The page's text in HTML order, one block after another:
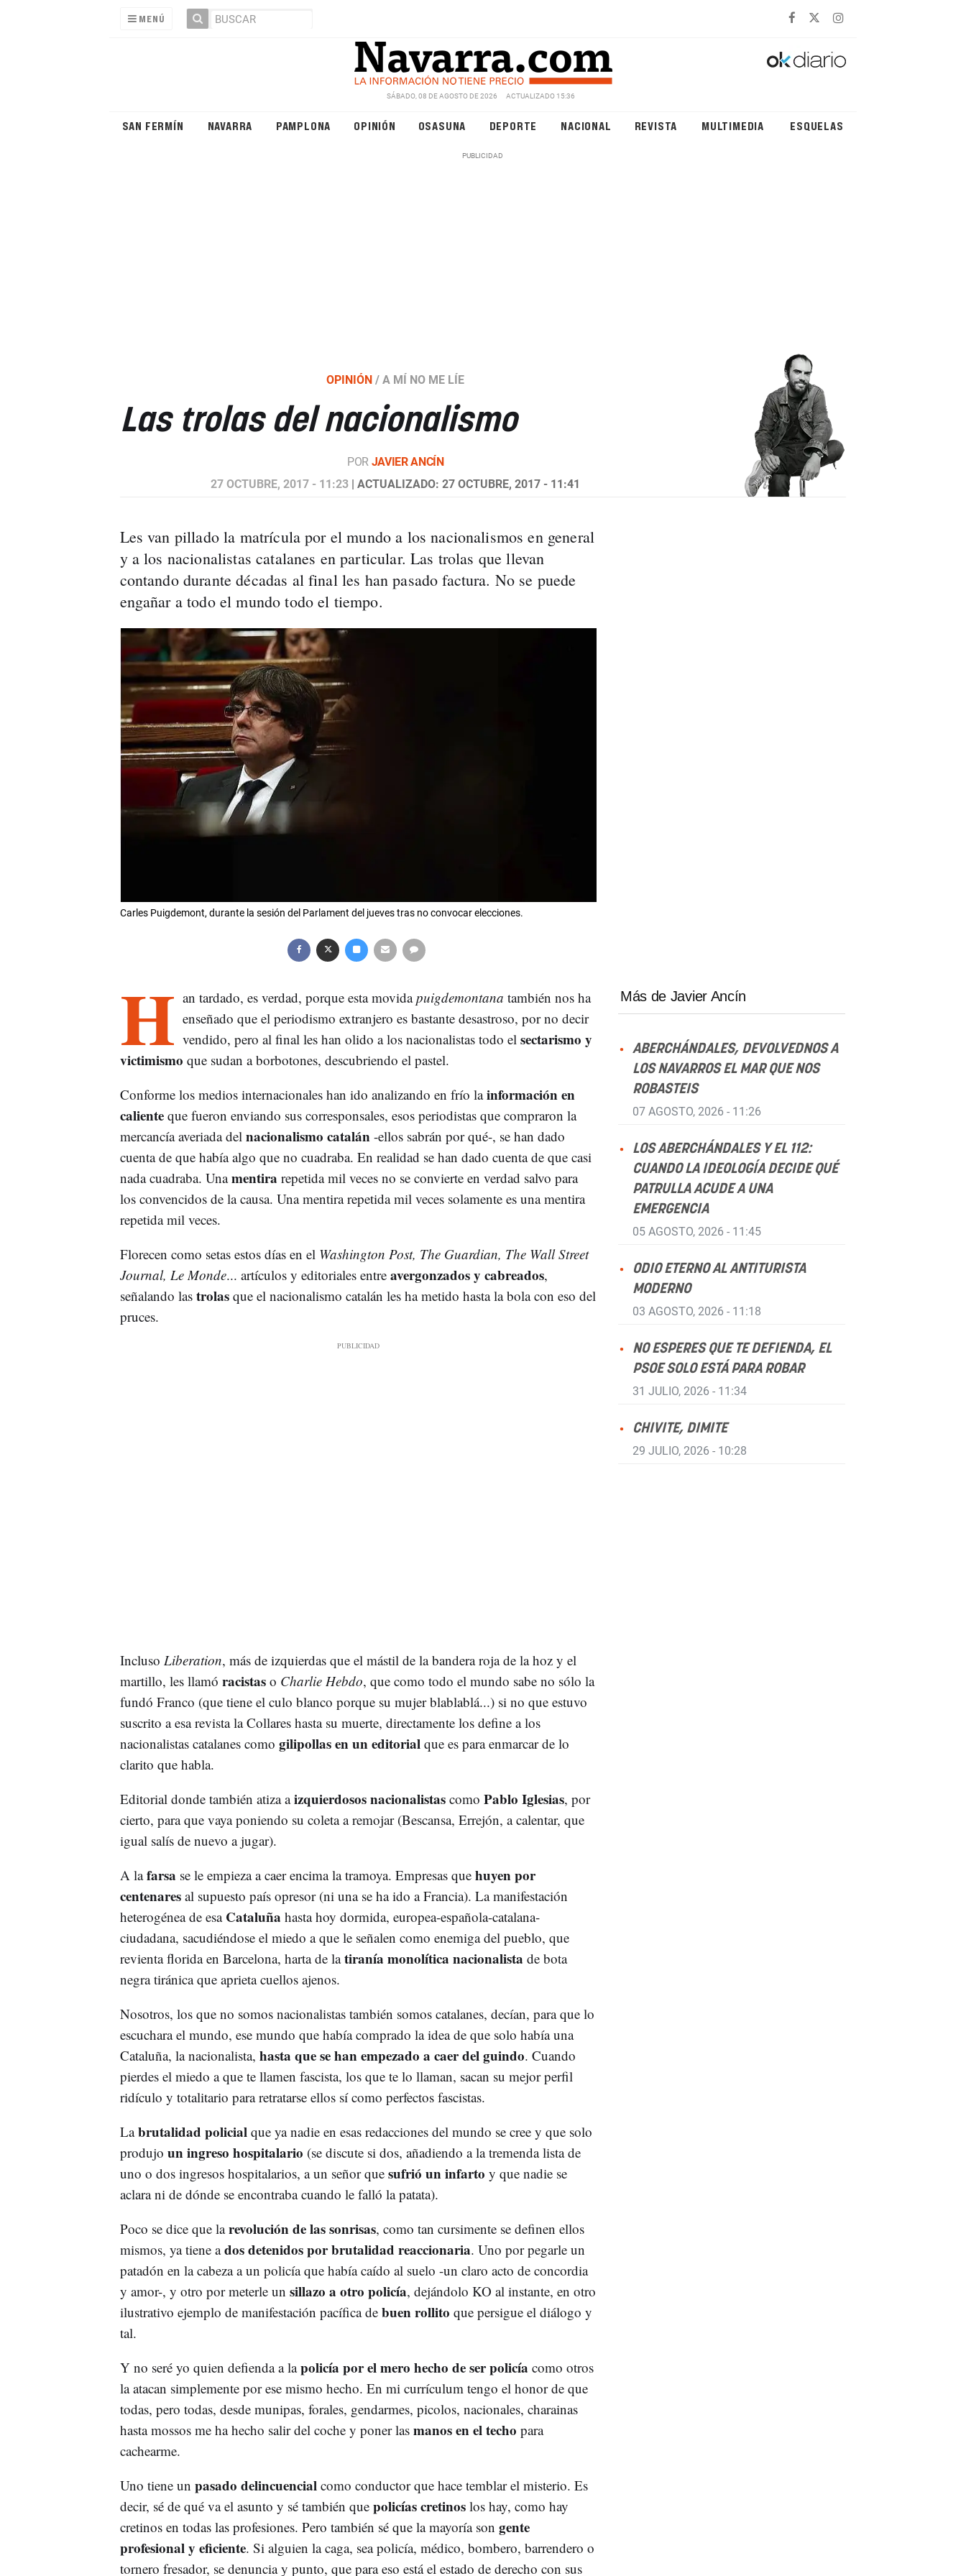
MENÚ
SÁBADO, 08 DE AGOSTO DE 2026 ACTUALIZADO 15:36
SAN FERMÍN NAVARRA PAMPLONA OPINIÓN OSASUNA DEPORTE NACIONAL REVISTA MULTIMEDIA ESQUELAS
OPINIÓN/A MÍ NO ME LÍE
Las trolas del nacionalismo
POR JAVIER ANCÍN
27 OCTUBRE, 2017 - 11:23 | ACTUALIZADO: 27 OCTUBRE, 2017 - 11:41
Les van pillado la matrícula por el mundo a los nacionalismos en general
y a los nacionalistas catalanes en particular. Las trolas que llevan
contando durante décadas al final les han pasado factura. No se puede
engañar a todo el mundo todo el tiempo.
Carles Puigdemont, durante la sesión del Parlament del jueves tras no convocar elecciones.
H an tardado, es verdad, porque esta movidapuigdemontana también nos ha
enseñado que el periodismo extranjero es bastante desastroso, por no decir
vendido, pero al final les han olido a los nacionalistas todo el sectarismo y
victimismo que sudan a borbotones, descubriendo el pastel.
Conforme los medios internacionales han ido analizando en frío lainformación en
calienteque fueron enviando sus corresponsales, esos periodistas que compraron la
mercancía averiada del nacionalismo catalán-ellos sabrán por qué-, se han dado
cuenta de que había algo que no cuadraba. En realidad se han dado cuenta de que casi
nada cuadraba. Unamentira repetida mil veces no se convierte en verdad salvo para
los convencidos de la causa. Una mentira repetida mil veces solamente es una mentira
repetida mil veces.
Florecen como setas estos días en el Washington Post, The Guardian, The Wall Street
Journal, Le Monde... artículos y editoriales entre avergonzados y cabreados,
señalando las trolas que el nacionalismo catalán les ha metido hasta la bola con eso del
pruces.
Incluso Liberation, más de izquierdas que el mástil de la bandera roja de la hoz y el
martillo, les llamó racistaso Charlie Hebdo, que como todo el mundo sabe no sólo la
fundó Franco (que tiene el culo blanco porque su mujer blablablá...) si no que estuvo
suscrito a esa revista la Collares hasta su muerte, directamente los define a los
nacionalistas catalanes como gilipollas en un editorial que es para enmarcar de lo
clarito que habla.
Editorial donde también atiza aizquierdosos nacionalistascomo Pablo Iglesias, por
cierto, para que vaya poniendo su coleta a remojar (Bescansa, Errejón, a calentar, que
igual salís de nuevo a jugar).
A lafarsa se le empieza a caer encima la tramoya. Empresas que huyen por
centenares al supuesto país opresor (ni una se ha ido a Francia). La manifestación
heterogénea de esa Cataluña hasta hoy dormida, europea-española-catalana-
ciudadana, sacudiéndose el miedo a que le señalen como enemiga del pueblo, que
revienta florida en Barcelona, harta de latiranía monolítica nacionalista de bota
negra tiránica que aprieta cuellos ajenos.
Nosotros, los que no somos nacionalistas también somos catalanes, decían, para que lo
escuchara el mundo, ese mundo que había comprado la idea de que solo había una
Cataluña, la nacionalista, hasta que se han empezado a caer del guindo. Cuando
pierdes el miedo a que te llamen fascista, los que te lo llaman, sacan su mejor perfil
ridículo y totalitario para retratarse ellos sí como perfectos fascistas.
Labrutalidad policialque ya nadie en esas redacciones del mundo se cree y que solo
produjo un ingreso hospitalario (se discute si dos, añadiendo a la tremenda lista de
uno o dos ingresos hospitalarios, a un señor que sufrió un infarto y que nadie se
aclara ni de dónde se encontraba cuando le falló la patata).
Poco se dice que larevolución de las sonrisas, como tan cursimente se definen ellos
mismos, ya tiene ados detenidos por brutalidad reaccionaria. Uno por pegarle un
patadón en la cabeza a un policía que había caído al suelo -un claro acto de concordia
y amor-, y otro por meterle un sillazo a otro policía, dejándolo KO al instante, en otro
ilustrativo ejemplo de manifestación pacífica de buen rollito que persigue el diálogo y
tal.
Y no seré yo quien defienda a lapolicía por el mero hecho de ser policía como otros
la atacan simplemente por ese mismo hecho. En mi currículum tengo el honor de que
todas, pero todas, desde munipas, forales, gendarmes, picolos, nacionales, charainas
hasta mossos me ha hecho salir del coche y poner las manos en el techo para
cachearme.
Uno tiene un pasado delincuencialcomo conductor que hace temblar el misterio. Es
decir, sé de qué va el asunto y sé también que policías cretinos los hay, como hay
cretinos en todas las profesiones. Pero también sé que la mayoría son gente
profesional y eficiente. Si alguien la caga, sea policía, médico, bombero, barrendero o
tornero fresador, se denuncia y punto, que para eso está el estado de derecho con sus
Más de Javier Ancín
ABERCHÁNDALES, DEVOLVEDNOS A
LOS NAVARROS EL MAR QUE NOS
ROBASTEIS
07 AGOSTO, 2026 - 11:26
LOS ABERCHÁNDALES Y EL 112:
CUANDO LA IDEOLOGÍA DECIDE QUÉ
PATRULLA ACUDE A UNA
EMERGENCIA
05 AGOSTO, 2026 - 11:45
ODIO ETERNO AL ANTITURISTA
MODERNO
03 AGOSTO, 2026 - 11:18
NO ESPERES QUE TE DEFIENDA, EL
PSOE SOLO ESTÁ PARA ROBAR
31 JULIO, 2026 - 11:34
CHIVITE, DIMITE
29 JULIO, 2026 - 10:28